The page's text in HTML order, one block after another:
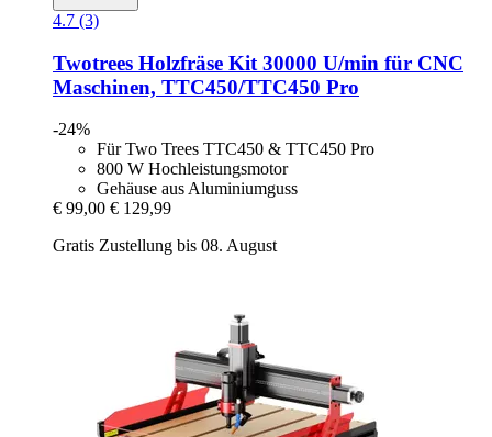
4.7 (3)
Twotrees Holzfräse Kit 30000 U/min für CNC
Maschinen, TTC450/TTC450 Pro
-24%
Für Two Trees TTC450 & TTC450 Pro
800 W Hochleistungsmotor
Gehäuse aus Aluminiumguss
€ 99,00 € 129,99
Gratis Zustellung bis 08. August